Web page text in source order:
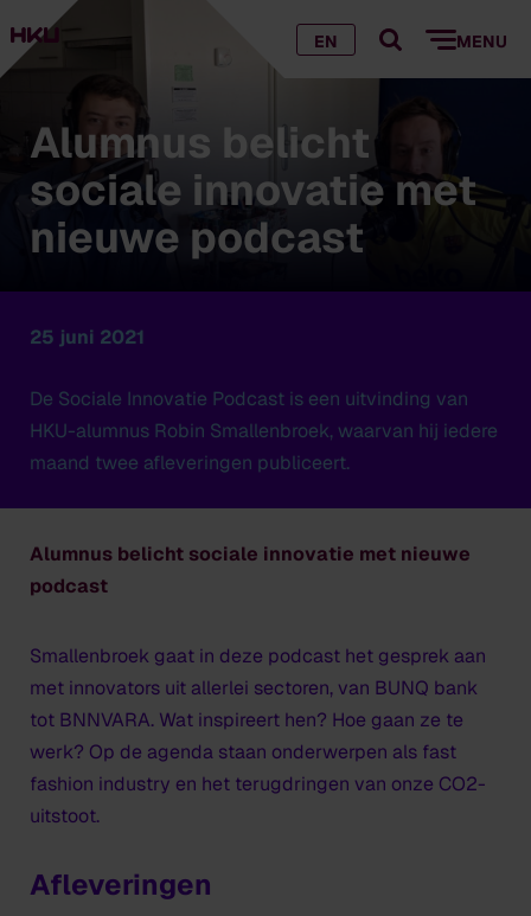
EN MENU
Alumnus belicht
sociale innovatie met
nieuwe podcast
25 juni 2021
De Sociale Innovatie Podcast is een uitvinding van
HKU-alumnus Robin Smallenbroek, waarvan hij iedere
maand twee afleveringen publiceert.
Alumnus belicht sociale innovatie met nieuwe
podcast
Smallenbroek gaat in deze podcast het gesprek aan
met innovators uit allerlei sectoren, van BUNQ bank
tot BNNVARA. Wat inspireert hen? Hoe gaan ze te
werk? Op de agenda staan onderwerpen als fast
fashion industry en het terugdringen van onze CO2-
uitstoot.
Afleveringen